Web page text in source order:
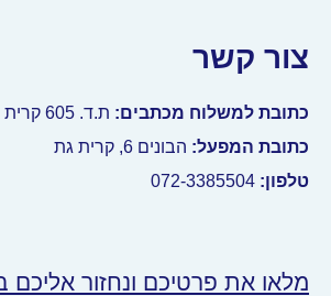
צור קשר
כתובת למשלוח מכתבים: ת.ד. 605 קרית גת,
כתובת המפעל: הבונים 6, קרית גת
טלפון:
מלאו את פרטיכם ונחזור אליכם